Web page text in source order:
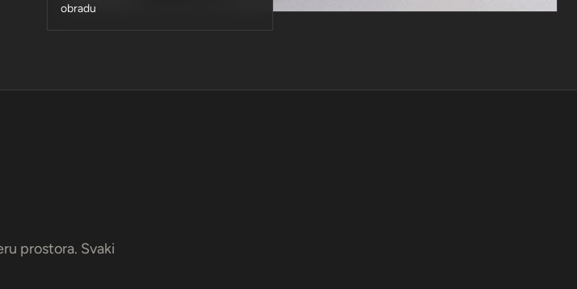
obradu
prostora. Svaki